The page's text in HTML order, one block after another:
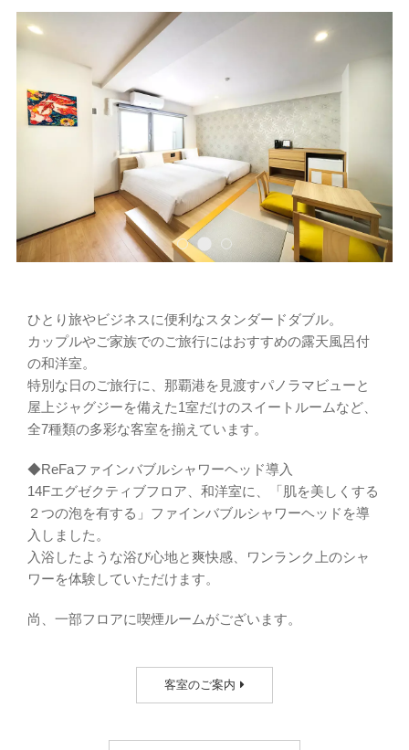
ひとり旅やビジネスに便利なスタンダードダブル。
カップルやご家族でのご旅行にはおすすめの露天風呂付
の和洋室。
特別な日のご旅行に、那覇港を見渡すパノラマビューと
屋上ジャグジーを備えた1室だけのスイートルームなど、
全7種類の多彩な客室を揃えています。
◆ReFaファインバブルシャワーヘッド導入
14Fエグゼクティブフロア、和洋室に、「肌を美しくする
２つの泡を有する」ファインバブルシャワーヘッドを導
入しました。
入浴したような浴び心地と爽快感、ワンランク上のシャ
ワーを体験していただけます。
尚、一部フロアに喫煙ルームがございます。
客室のご案内